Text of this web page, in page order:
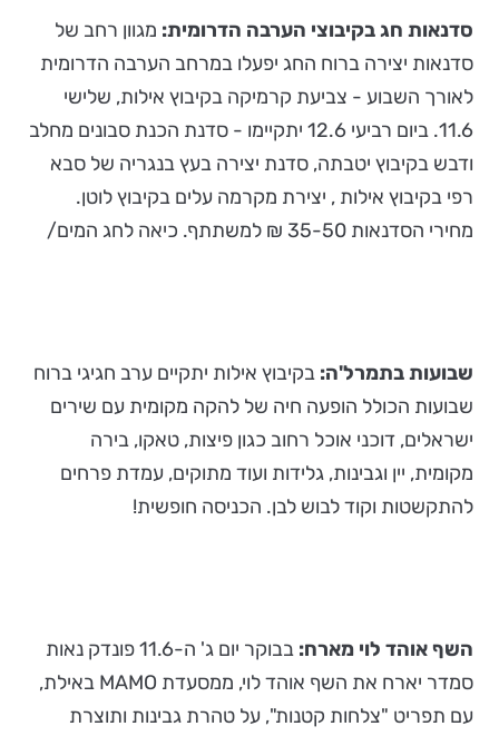
סדנאות חג בקיבוצי הערבה הדרומית: מגוון רחב של
סדנאות יצירה ברוח החג יפעלו במרחב הערבה הדרומית
לאורך השבוע - צביעת קרמיקה בקיבוץ אילות, שלישי
11.6. ביום רביעי 12.6 יתקיימו - סדנת הכנת סבונים מחלב
ודבש בקיבוץ יטבתה, סדנת יצירה בעץ בנגריה של סבא
רפי בקיבוץ אילות , יצירת מקרמה עלים בקיבוץ לוטן.
מחירי הסדנאות 35-50 ₪ למשתתף. כיאה לחג המים/
שבועות בתמרל'ה: בקיבוץ אילות יתקיים ערב חגיגי ברוח
שבועות הכולל הופעה חיה של להקה מקומית עם שירים
ישראלים, דוכני אוכל רחוב כגון פיצות, טאקו, בירה
מקומית, יין וגבינות, גלידות ועוד מתוקים, עמדת פרחים
להתקשטות וקוד לבוש לבן. הכניסה חופשית!
השף אוהד לוי מארח:
בבוקר יום ג' ה-11.6 פונדק נאות
סמדר יארח את השף אוהד לוי, ממסעדת MAMO באילת,
עם תפריט "צלחות קטנות", על טהרת גבינות ותוצרת